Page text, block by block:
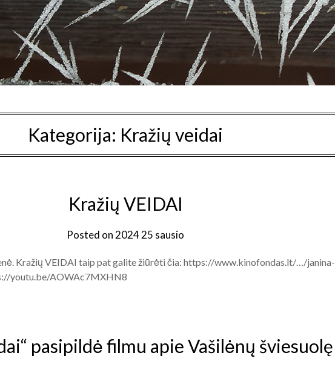
Kategorija: Kražių veidai
Kražių VEIDAI
Posted on2024 25 sausio
Kražių VEIDAI taip pat galite žiūrėti čia: https://www.kinofondas.lt/…/janina-
youtu.be/AOWAc7MXHN8
pasipildė filmu apie Vašilėnų šviesuolę